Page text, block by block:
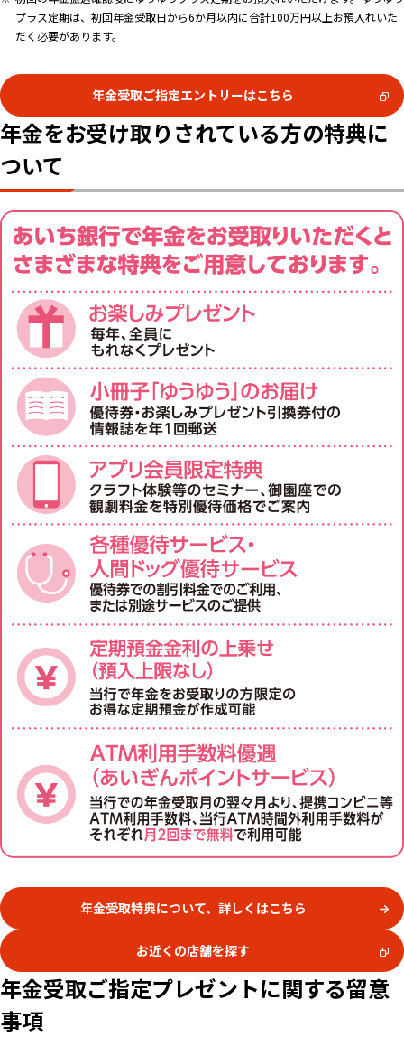
プラス定期は、初回年金受取日から6か月以内に合計100万円以上お預入れいた
だく必要があります。
年金受取ご指定エントリーはこちら
年金をお受け取りされている方の特典に
ついて
年金受取特典について、詳しくはこちら
お近くの店舗を探す
年金受取ご指定プレゼントに関する留意
事項